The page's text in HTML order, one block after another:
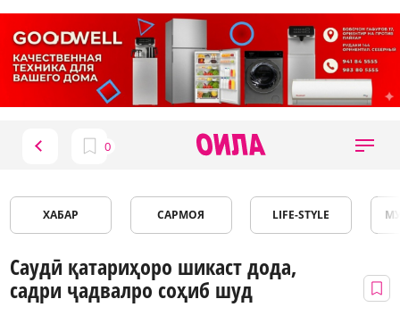
ХАБАР САРМОЯ LIFE-STYLE
Саудӣ қатариҳоро шикаст дода,
садри ҷадвалро соҳиб шуд